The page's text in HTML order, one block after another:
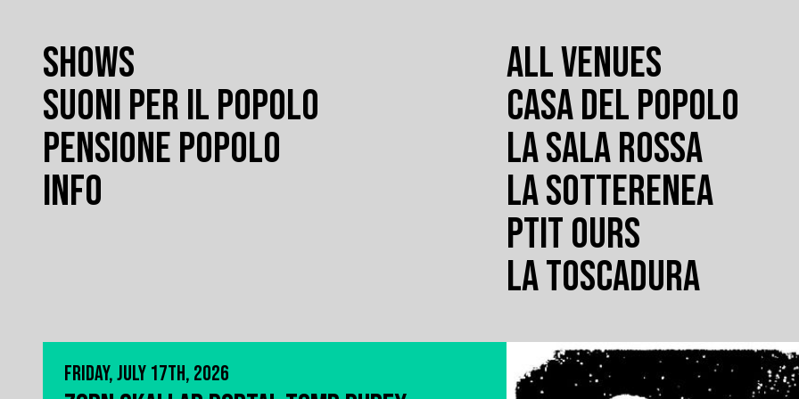
SHOWS
SUONI PER IL POPOLO
PENSIONE POPOLO
INFO
ALL VENUES
CASA DEL POPOLO
LA SALA ROSSA
LA SOTTERENEA
PTIT OURS
LA TOSCADURA
FRIDAY, JULY 17TH, 2026